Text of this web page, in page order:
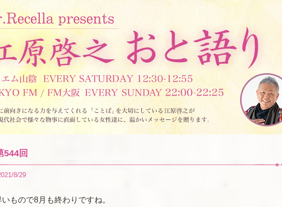
544回
8/29
いもので8月も終わりですね。